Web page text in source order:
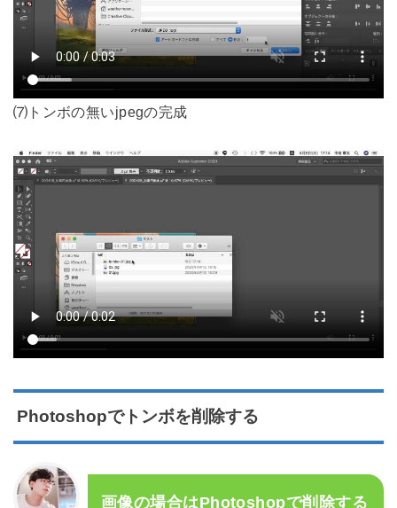
⑺トンボの無いjpegの完成
Photoshopでトンボを削除する
画像の場合はPhotoshopで削除する